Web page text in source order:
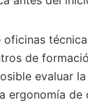
de
evaluar
ergonomía de